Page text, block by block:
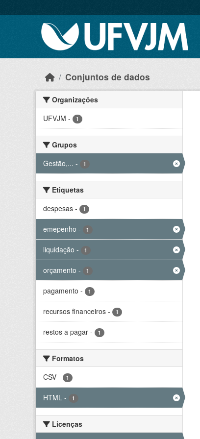
Conjuntos de dados
Organizações
UFVJM - 1
Grupos
Gestão,... - 1
Etiquetas
despesas - 1
emepenho - 1
liquidação - 1
orçamento - 1
pagamento - 1
recursos financeiros - 1
restos a pagar - 1
Formatos
CSV - 1
HTML - 1
Licenças